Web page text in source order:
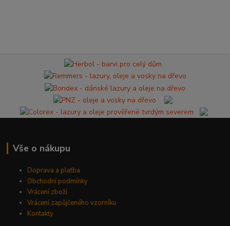
Vše o nákupu
Doprava a platba
Obchodní podmínky
Vrácení zboží
Vrácení zapůjčeného vzorníku
Kontakty